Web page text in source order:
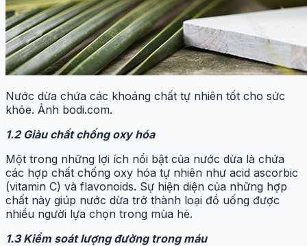
Nước dừa chứa các khoáng chất tự nhiên tốt cho sức
khỏe. Ảnh bodi.com.
1.2 Giàu chất chống oxy hóa
Một trong những lợi ích nổi bật của nước dừa là chứa
các hợp chất chống oxy hóa tự nhiên như acid ascorbic
(vitamin C) và flavonoids. Sự hiện diện của những hợp
chất này giúp nước dừa trở thành loại đồ uống được
nhiều người lựa chọn trong mùa hè.
1.3 Kiểm soát lượng đường trong máu